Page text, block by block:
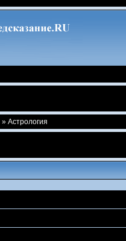
» Астрология